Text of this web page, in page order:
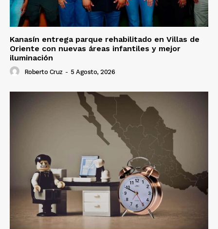
Kanasín entrega parque rehabilitado en Villas de
Oriente con nuevas áreas infantiles y mejor
iluminación
Roberto Cruz - 5 Agosto, 2026